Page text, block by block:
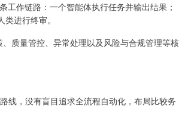
作链路：一个智能体执行任务并输出结果；
进行终审。
质量管控、异常处理以及风险与合规管理等核
线，没有盲目追求全流程自动化，布局比较务